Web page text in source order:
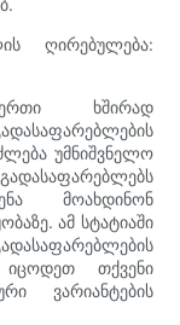
ღირებულება:
ხშირად
უმნიშვნელო
მოახდინონ
ამ სტატიაში
თქვენი
ვარიანტების